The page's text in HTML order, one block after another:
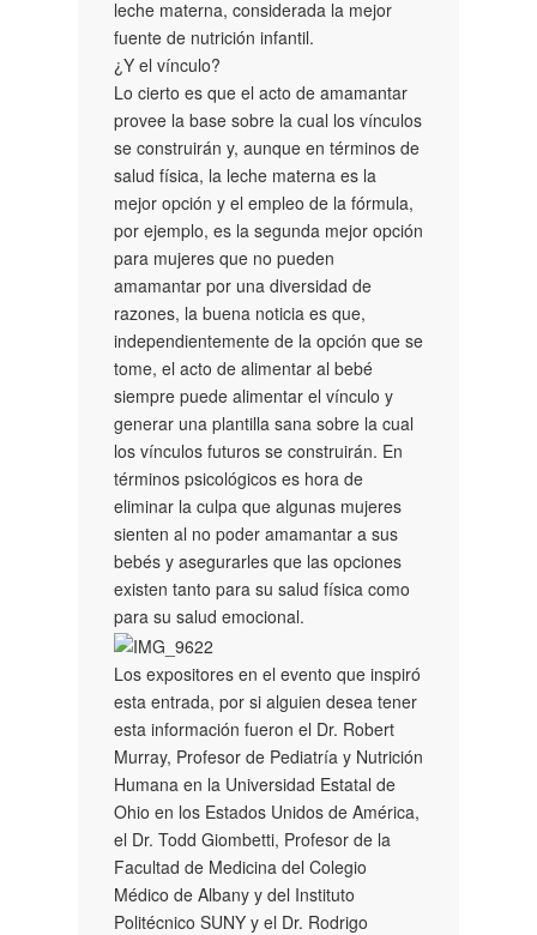
leche materna, considerada la mejor
fuente de nutrición infantil.
¿Y el vínculo?
Lo cierto es que el acto de amamantar
provee la base sobre la cual los vínculos
se construirán y, aunque en términos de
salud física, la leche materna es la
mejor opción y el empleo de la fórmula,
por ejemplo, es la segunda mejor opción
para mujeres que no pueden
amamantar por una diversidad de
razones, la buena noticia es que,
independientemente de la opción que se
tome, el acto de alimentar al bebé
siempre puede alimentar el vínculo y
generar una plantilla sana sobre la cual
los vínculos futuros se construirán. En
términos psicológicos es hora de
eliminar la culpa que algunas mujeres
sienten al no poder amamantar a sus
bebés y asegurarles que las opciones
existen tanto para su salud física como
para su salud emocional.
Los expositores en el evento que inspiró
esta entrada, por si alguien desea tener
esta información fueron el Dr. Robert
Murray, Profesor de Pediatría y Nutrición
Humana en la Universidad Estatal de
Ohio en los Estados Unidos de América,
el Dr. Todd Giombetti, Profesor de la
Facultad de Medicina del Colegio
Médico de Albany y del Instituto
Politécnico SUNY y el Dr. Rodrigo